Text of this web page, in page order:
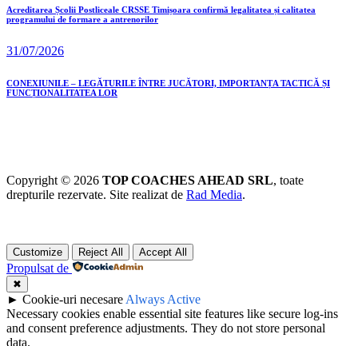
Acreditarea Școlii Postliceale CRSSE Timișoara confirmă legalitatea și calitatea
programului de formare a antrenorilor
31/07/2026
CONEXIUNILE – LEGĂTURILE ÎNTRE JUCĂTORI, IMPORTANȚA TACTICĂ ȘI
FUNCȚIONALITATEA LOR
Copyright © 2026 TOP COACHES AHEAD SRL, toate
drepturile rezervate. Site realizat de Rad Media.
Customize Reject All Accept All
Propulsat de
✖
► Cookie-uri necesare Always Active
Necessary cookies enable essential site features like secure log-ins
and consent preference adjustments. They do not store personal
data.